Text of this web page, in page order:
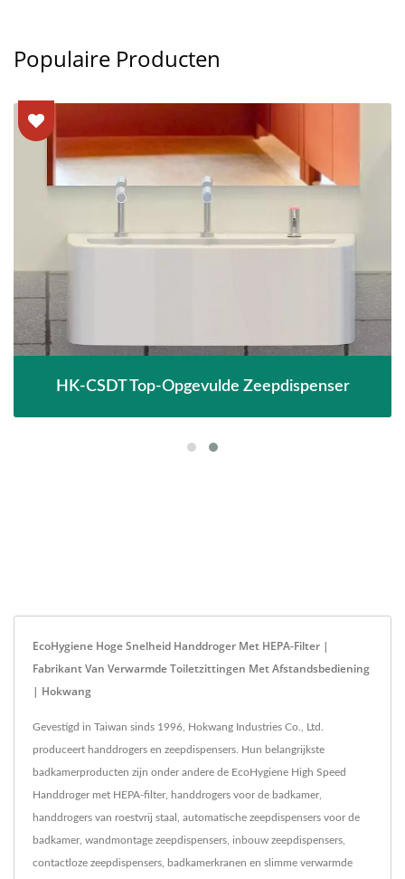
Populaire Producten
HK-CSDT Top-Opgevulde Zeepdispenser
EcoHygiene Hoge Snelheid Handdroger Met HEPA-Filter |
Fabrikant Van Verwarmde Toiletzittingen Met Afstandsbediening
| Hokwang
Gevestigd in Taiwan sinds 1996, Hokwang Industries Co., Ltd.
produceert handdrogers en zeepdispensers. Hun belangrijkste
badkamerproducten zijn onder andere de EcoHygiene High Speed
Handdroger met HEPA-filter, handdrogers voor de badkamer,
handdrogers van roestvrij staal, automatische zeepdispensers voor de
badkamer, wandmontage zeepdispensers, inbouw zeepdispensers,
contactloze zeepdispensers, badkamerkranen en slimme verwarmde